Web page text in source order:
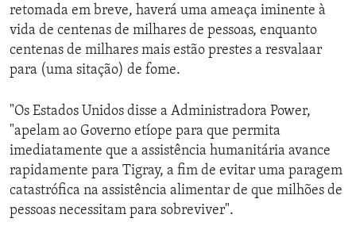
retomada em breve, haverá uma ameaça iminente à
vida de centenas de milhares de pessoas, enquanto
centenas de milhares mais estão prestes a resvalaar
para (uma sitação) de fome.
"Os Estados Unidos disse a Administradora Power,
"apelam ao Governo etíope para que permita
imediatamente que a assistência humanitária avance
rapidamente para Tigray, a fim de evitar uma paragem
catastrófica na assistência alimentar de que milhões de
pessoas necessitam para sobreviver".